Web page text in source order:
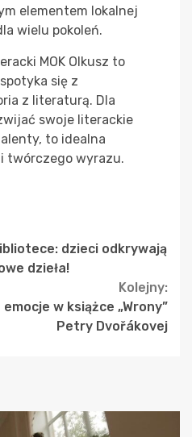
elementem lokalnej
wielu pokoleń.
MOK Olkusz to
się z
z literaturą. Dla
swoje literackie
to idealna
twórczego wyrazu.
dzieci odkrywają
dzieła!
Kolejny:
w książce „Wrony”
Petry Dvořákovej